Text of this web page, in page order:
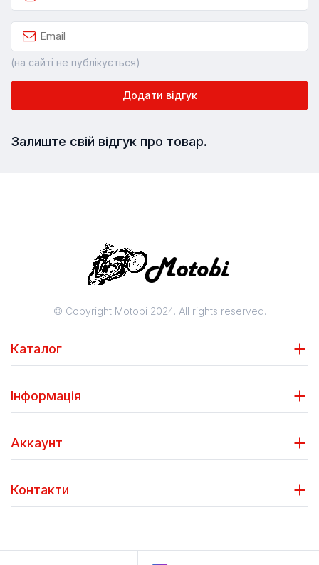
(на сайті не публікується)
Додати відгук
Залиште свій відгук про товар.
© Copyright Motobi 2024. All rights reserved.
Каталог
Інформація
Аккаунт
Контакти